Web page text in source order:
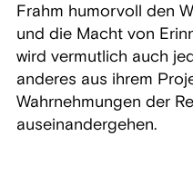
Frahm humorvoll den
und die Macht von
wird vermutlich auch
anderes aus ihrem
Wahrnehmungen der
auseinandergehen.